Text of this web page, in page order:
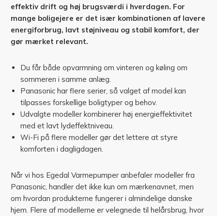
effektiv drift og høj brugsværdi i hverdagen. For
mange boligejere er det især kombinationen af lavere
energiforbrug, lavt støjniveau og stabil komfort, der
gør mærket relevant.
Du får både opvarmning om vinteren og køling om
sommeren i samme anlæg.
Panasonic har flere serier, så valget af model kan
tilpasses forskellige boligtyper og behov.
Udvalgte modeller kombinerer høj energieffektivitet
med et lavt lydeffektniveau.
Wi-Fi på flere modeller gør det lettere at styre
komforten i dagligdagen.
Når vi hos Egedal Varmepumper anbefaler modeller fra
Panasonic, handler det ikke kun om mærkenavnet, men
om hvordan produkterne fungerer i almindelige danske
hjem. Flere af modellerne er velegnede til helårsbrug, hvor